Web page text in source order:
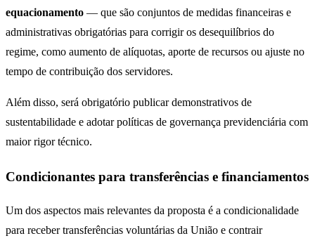
equacionamento — que são conjuntos de medidas financeiras e
administrativas obrigatórias para corrigir os desequilíbrios do
regime, como aumento de alíquotas, aporte de recursos ou ajuste no
tempo de contribuição dos servidores.
Além disso, será obrigatório publicar demonstrativos de
sustentabilidade e adotar políticas de governança previdenciária com
maior rigor técnico.
Condicionantes para transferências e financiamentos
Um dos aspectos mais relevantes da proposta é a condicionalidade
para receber transferências voluntárias da União e contrair